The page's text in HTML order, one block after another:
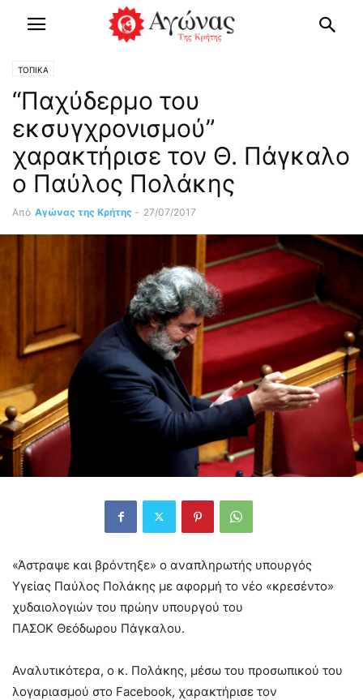
ΤΟΠΙΚΑ
“Παχύδερμο του
εκσυγχρονισμού”
χαρακτήρισε τον Θ. Πάγκαλο
ο Παύλος Πολάκης
Από Αγώνας της Κρήτης - 27/07/2017
«Άστραψε και βρόντηξε» ο αναπληρωτής υπουργός
Υγείας Παύλος Πολάκης με αφορμή το νέο «κρεσέντο»
χυδαιολογιών του πρώην υπουργού του
ΠΑΣΟΚ Θεόδωρου Πάγκαλου.
Αναλυτικότερα, ο κ. Πολάκης, μέσω του προσωπικού του
λογαριασμού στο Facebook, χαρακτήρισε τον